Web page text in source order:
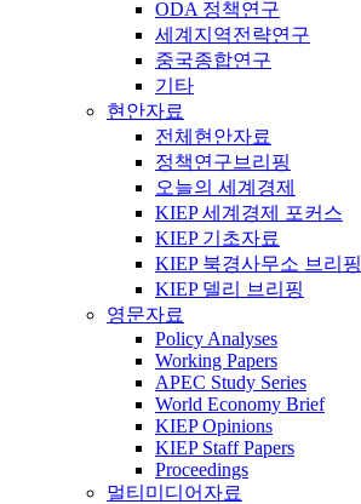
ODA 정책연구
세계지역전략연구
중국종합연구
기타
현안자료
전체현안자료
정책연구브리핑
오늘의 세계경제
KIEP 세계경제 포커스
KIEP 기초자료
KIEP 북경사무소 브리핑
KIEP 델리 브리핑
영문자료
Policy Analyses
Working Papers
APEC Study Series
World Economy Brief
KIEP Opinions
KIEP Staff Papers
Proceedings
멀티미디어자료